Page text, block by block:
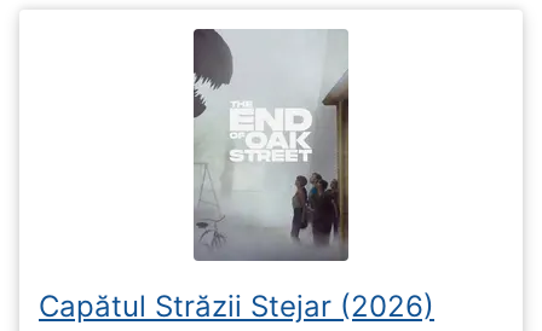
Capătul Străzii Stejar (2026)